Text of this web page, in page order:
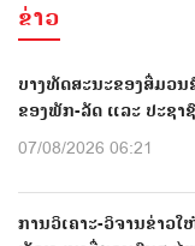
ຂ່າວ
ບາງທັດສະນະຂອງສື່ມວ
ຂອງພັກ-ລັດ ແລະ ປະຊາ
07/08/2026 06:21
ການວິເຄາະ-ວິຈານຂ່າວ